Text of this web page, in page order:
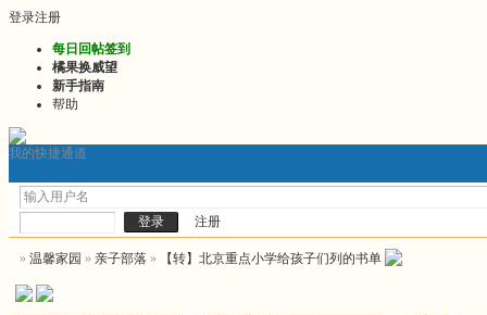
登录注册
每日回帖签到
橘果换威望
新手指南
帮助
我的快捷通道
论坛
注册
» 温馨家园 » 亲子部落 » 【转】北京重点小学给孩子们列的书单